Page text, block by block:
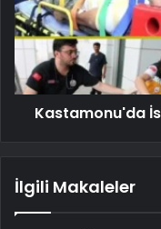
Kastamonu'da
İlgili Makaleler